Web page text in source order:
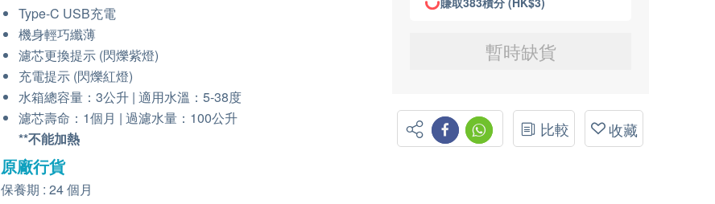
Type-C USB充電
機身輕巧纖薄
濾芯更換提示 (閃爍紫燈)
充電提示 (閃爍紅燈)
水箱總容量：3公升 | 適用水溫：5-38度
濾芯壽命：1個月 | 過濾水量：100公升
**不能加熱
原廠行貨
保養期 : 24 個月
暫時缺貨
比較 收藏